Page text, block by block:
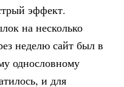
эффект.
на несколько
неделю сайт был в
однословному
и для